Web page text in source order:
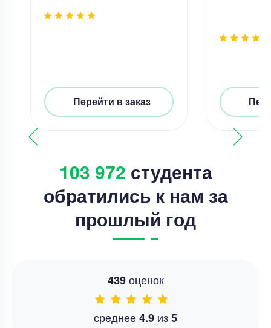
Перейти в заказ
103 972 студента
обратились к нам за
прошлый год
439оценок
среднее4.9 из5